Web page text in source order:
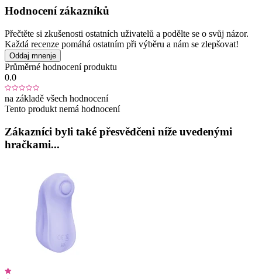
Hodnocení zákazníků
Přečtěte si zkušenosti ostatních uživatelů a podělte se o svůj názor.
Každá recenze pomáhá ostatním při výběru a nám se zlepšovat!
Oddaj mnenje
Průměrné hodnocení produktu
0.0
na základě všech hodnocení
Tento produkt nemá hodnocení
Zákazníci byli také přesvědčeni níže uvedenými
hračkami...